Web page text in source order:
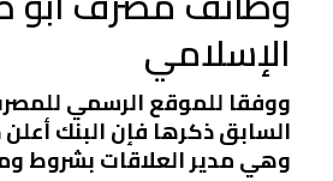
الإسلامي
ووفقا للموقع الرسمي
السابق ذكرها فإن البنك
وهي مدير العلاقات بشروط